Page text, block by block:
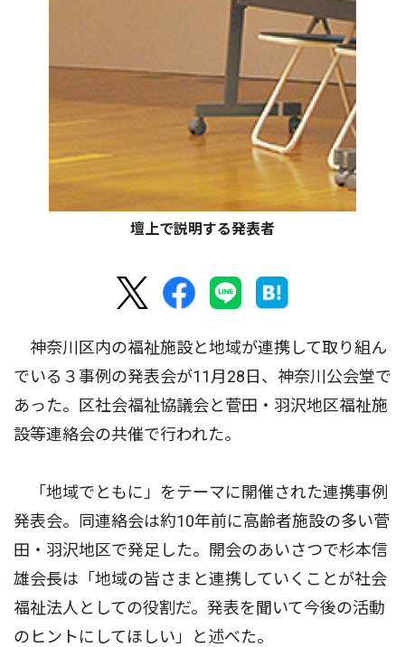
壇上で説明する発表者
神奈川区内の福祉施設と地域が連携して取り組ん
でいる３事例の発表会が11月28日、神奈川公会堂で
あった。区社会福祉協議会と菅田・羽沢地区福祉施
設等連絡会の共催で行われた。
「地域でともに」をテーマに開催された連携事例
発表会。同連絡会は約10年前に高齢者施設の多い菅
田・羽沢地区で発足した。開会のあいさつで杉本信
雄会長は「地域の皆さまと連携していくことが社会
福祉法人としての役割だ。発表を聞いて今後の活動
のヒントにしてほしい」と述べた。